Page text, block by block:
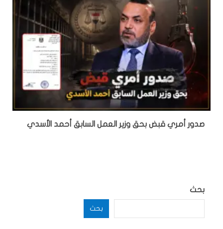
صدور أمري قبض بحق وزير العمل السابق أحمد الأسدي
بحث
بحث